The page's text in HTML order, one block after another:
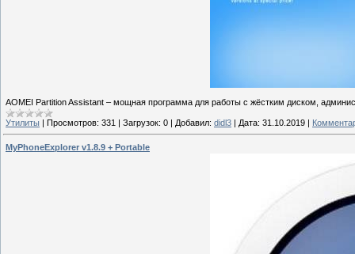
AOMEI Partition Assistant – мощная программа для работы с жёстким диском,
Утилиты | Просмотров: 331 | Загрузок: 0 | Добавил: didl3 | Дата: 31.10.2019 |
MyPhoneExplorer v1.8.9 + Portable